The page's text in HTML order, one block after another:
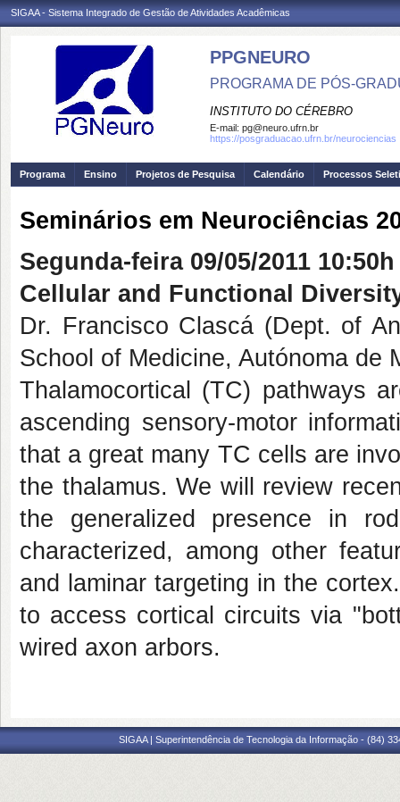
SIGAA - Sistema Integrado de Gestão de Atividades Acadêmicas
PPGNEURO
PROGRAMA DE PÓS-
INSTITUTO DO CÉREBRO
E-mail: pg@neuro.ufrn.br
https://posgraduacao.ufrn.br/neurociencias
Programa Ensino Projetos de Pesquisa Calendário Processos
Seminários em Neurociências
Segunda-feira 09/05/2011
Cellular and Functional
Dr. Francisco Clascá (Dept. of
School of Medicine, Autónoma de
Thalamocortical (TC) pathways
ascending sensory-motor
that a great many TC cells are
the thalamus. We will review
the generalized presence in
characterized, among other
and laminar targeting in the
to access cortical circuits via
wired axon arbors.
SIGAA | Superintendência de Tecnologia da Informação - (84)